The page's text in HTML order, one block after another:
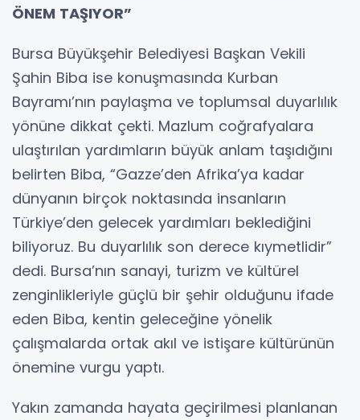
ÖNEM TAŞIYOR”
Bursa Büyükşehir Belediyesi Başkan Vekili
Şahin Biba ise konuşmasında Kurban
Bayramı’nın paylaşma ve toplumsal duyarlılık
yönüne dikkat çekti. Mazlum coğrafyalara
ulaştırılan yardımların büyük anlam taşıdığını
belirten Biba, “Gazze’den Afrika’ya kadar
dünyanın birçok noktasında insanların
Türkiye’den gelecek yardımları beklediğini
biliyoruz. Bu duyarlılık son derece kıymetlidir”
dedi. Bursa’nın sanayi, turizm ve kültürel
zenginlikleriyle güçlü bir şehir olduğunu ifade
eden Biba, kentin geleceğine yönelik
çalışmalarda ortak akıl ve istişare kültürünün
önemine vurgu yaptı.
Yakın zamanda hayata geçirilmesi planlanan